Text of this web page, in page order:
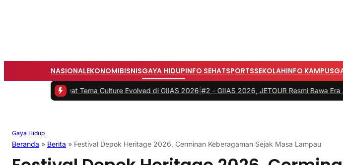
NASIONALEKONOMIBISNISGAYA HIDUPINFO SEHATSPORTSSEKOLAHINFO KAMPUS
Tema Culture Evolved di GIIAS 2026 |#2 -GIIAS 2026, JETOUR Resmi Bawa Era Adventure
Gaya Hidup
Beranda » Berita » Festival Depok Heritage 2026, Cerminan Keberagaman Sejak Masa Lampau